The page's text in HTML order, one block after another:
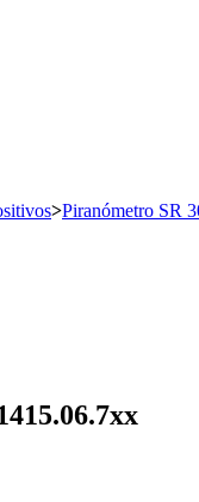
>Piranómetro SR